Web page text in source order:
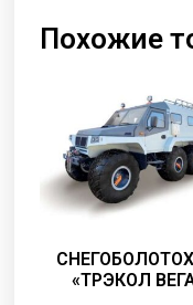
Похожие
«ТРЭКОЛ